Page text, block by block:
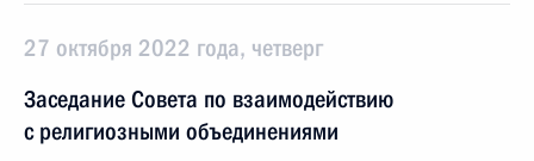
27 октября 2022 года, четверг
Заседание Совета по взаимодействию
с религиозными объединениями